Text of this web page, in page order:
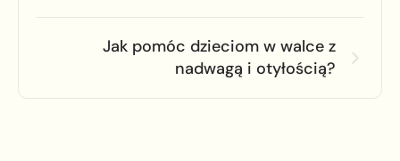
Jak pomóc dzieciom w walce z
nadwagą i otyłością?